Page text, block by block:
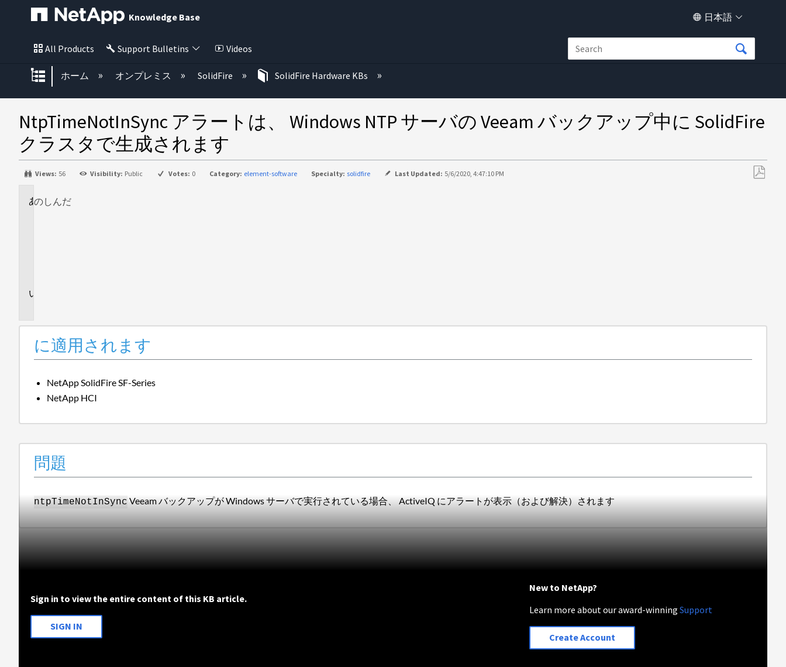
Knowledge Base 日本語
All Products Support Bulletins Videos
グローバル階層を展開/折りたたむ
ホーム オンプレミス SolidFire SolidFire Hardware KBs
NtpTimeNotInSync アラートは、 Windows NTP サーバの Veeam バックアップ中に SolidFire
クラスタで生成されます
Views: 56 Visibility: Public Votes: 0 Category: element-software Specialty: solidfire Last Updated: 5/6/2020, 4:47:10 PM
に
のし んだ
に適用されます
NetApp SolidFire SF-Series
NetApp HCI
問題
ntpTimeNotInSync Veeam バックアップが Windows サーバで実行されている場合、 ActiveIQ にアラートが表示（および解決）されます
Sign in to view the entire content of this KB article.
SIGN IN
New to NetApp?
Learn more about our award-winningSupport
Create Account